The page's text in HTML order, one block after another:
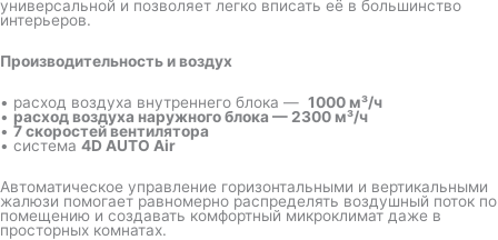
универсальной и позволяет легко вписать её в большинство
интерьеров.
Производительность и воздух
• расход воздуха внутреннего блока — 1000 м³/ч
• расход воздуха наружного блока — 2300 м³/ч
• 7 скоростей вентилятора
• система 4D AUTO Air
Автоматическое управление горизонтальными и вертикальными
жалюзи помогает равномерно распределять воздушный поток по
помещению и создавать комфортный микроклимат даже в
просторных комнатах.